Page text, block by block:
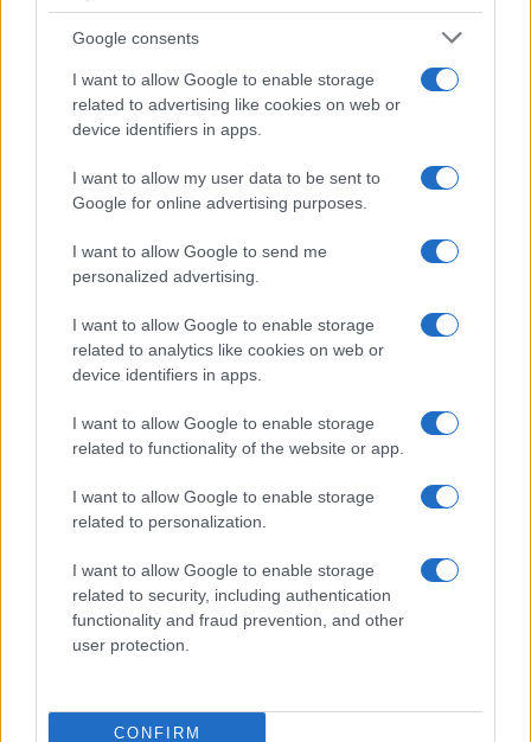
Google consents
I want to allow Google to enable storage
related to advertising like cookies on web or
device identifiers in apps.
I want to allow my user data to be sent to
Google for online advertising purposes.
I want to allow Google to send me
personalized advertising.
I want to allow Google to enable storage
related to analytics like cookies on web or
device identifiers in apps.
I want to allow Google to enable storage
related to functionality of the website or app.
I want to allow Google to enable storage
related to personalization.
I want to allow Google to enable storage
related to security, including authentication
functionality and fraud prevention, and other
user protection.
CONFIRM
Sklonite hranu za ljubimce sa otvorenog
#Zmije